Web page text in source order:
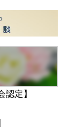
認定】